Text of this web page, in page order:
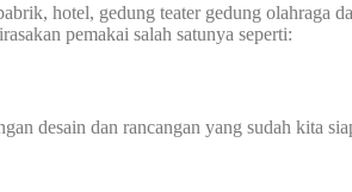
hotel, gedung teater gedung olahraga
pemakai salah satunya seperti:
desain dan rancangan yang sudah kita